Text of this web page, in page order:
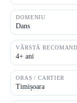
DOMENIU
Dans
VÂRSTĂ
4+ ani
ORAȘ / CARTIER
Timișoara